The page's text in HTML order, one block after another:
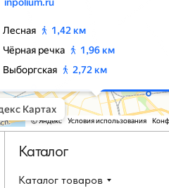
Каталог товаров
Каталог